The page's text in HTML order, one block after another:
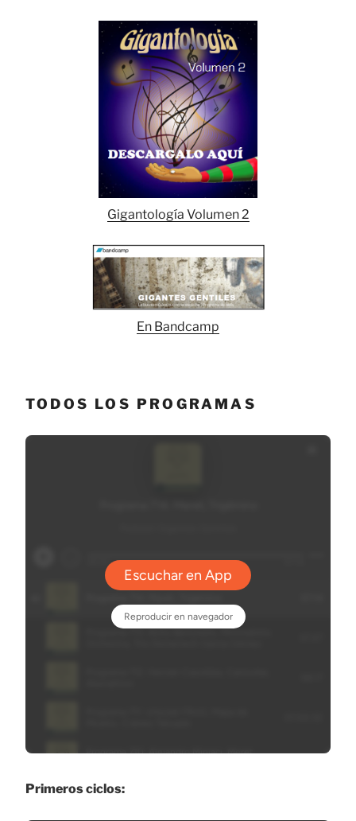
Gigantología Volumen 2
En Bandcamp
TODOS LOS PROGRAMAS
Primeros ciclos: